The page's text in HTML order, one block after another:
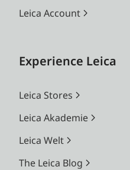
Leica Account
Experience Leica
Leica Stores
Leica Akademie
Leica Welt
The Leica Blog